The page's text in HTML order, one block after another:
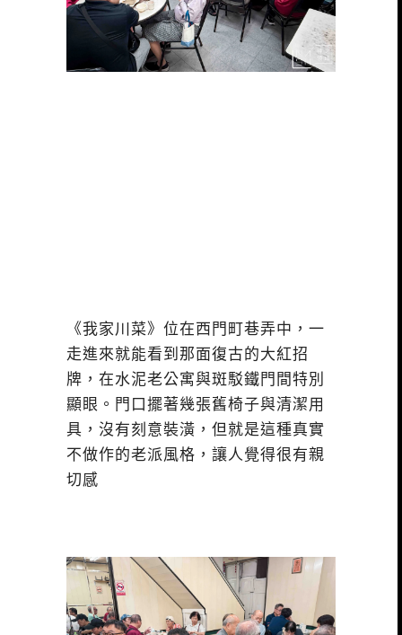
《我家川菜》位在西門町巷弄中，一
走進來就能看到那面復古的大紅招
牌，在水泥老公寓與斑駁鐵門間特別
顯眼。門口擺著幾張舊椅子與清潔用
具，沒有刻意裝潢，但就是這種真實
不做作的老派風格，讓人覺得很有親
切感